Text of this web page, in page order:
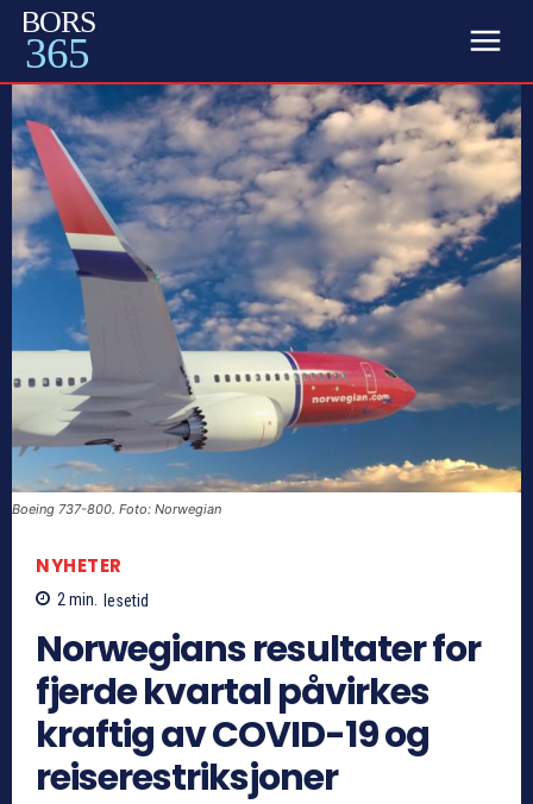
BORS
365
Boeing 737-800. Foto: Norwegian
NYHETER
2min. lesetid
Norwegians resultater for
fjerde kvartal påvirkes
kraftig av COVID-19 og
reiserestriksjoner